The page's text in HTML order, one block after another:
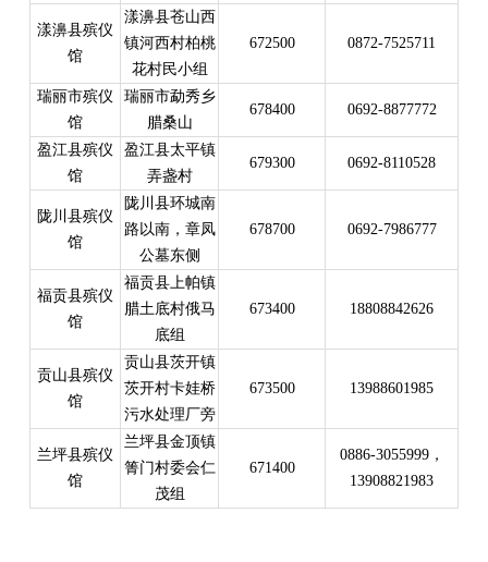
漾濞县殡仪
馆
漾濞县苍山西
镇河西村柏桃
花村民小组
672500 0872-7525711
瑞丽市殡仪
馆
瑞丽市勐秀乡
腊桑山
678400 0692-8877772
盈江县殡仪
馆
盈江县太平镇
弄盏村
679300 0692-8110528
陇川县殡仪
馆
陇川县环城南
路以南，章凤
公墓东侧
678700 0692-7986777
福贡县殡仪
馆
福贡县上帕镇
腊土底村俄马
底组
673400 18808842626
贡山县殡仪
馆
贡山县茨开镇
茨开村卡娃桥
污水处理厂旁
673500 13988601985
兰坪县殡仪
馆
兰坪县金顶镇
箐门村委会仁
茂组
671400
0886-3055999，
13908821983